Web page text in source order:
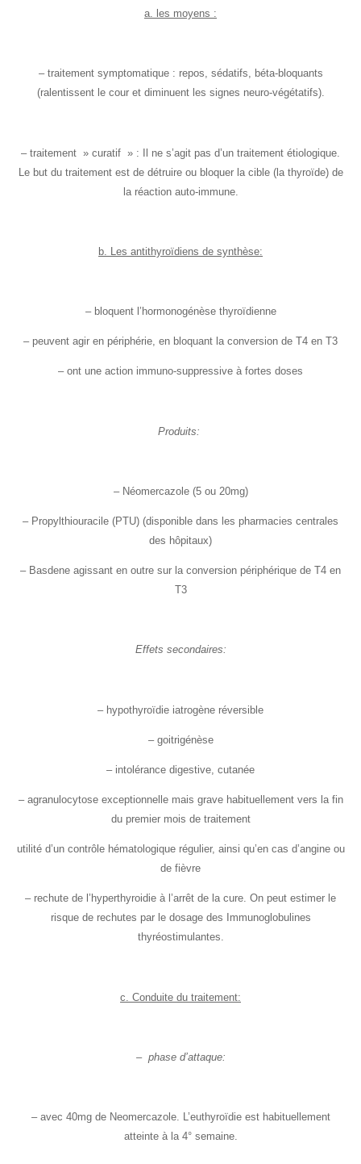
a. les moyens :
– traitement symptomatique : repos, sédatifs, béta-bloquants
(ralentissent le cour et diminuent les signes neuro-végétatifs).
– traitement » curatif » : Il ne s’agit pas d’un traitement étiologique.
Le but du traitement est de détruire ou bloquer la cible (la thyroïde) de
la réaction auto-immune.
b. Les antithyroïdiens de synthèse:
– bloquent l’hormonogénèse thyroïdienne
– peuvent agir en périphérie, en bloquant la conversion de T4 en T3
– ont une action immuno-suppressive à fortes doses
Produits:
– Néomercazole (5 ou 20mg)
– Propylthiouracile (PTU) (disponible dans les pharmacies centrales
des hôpitaux)
– Basdene agissant en outre sur la conversion périphérique de T4 en
T3
Effets secondaires:
– hypothyroïdie iatrogène réversible
– goitrigénèse
– intolérance digestive, cutanée
– agranulocytose exceptionnelle mais grave habituellement vers la fin
du premier mois de traitement
utilité d’un contrôle hématologique régulier, ainsi qu’en cas d’angine ou
de fièvre
– rechute de l’hyperthyroidie à l’arrêt de la cure. On peut estimer le
risque de rechutes par le dosage des Immunoglobulines
thyréostimulantes.
c. Conduite du traitement:
– phase d’attaque:
– avec 40mg de Neomercazole. L’euthyroïdie est habituellement
atteinte à la 4° semaine.